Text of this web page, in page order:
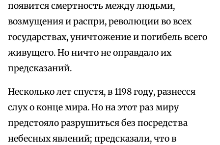
появится смертность между людьми,
возмущения и распри, революции во всех
государствах, уничтожение и погибель всего
живущего. Но ничто не оправдало их
предсказаний.
Несколько лет спустя, в 1198 году, разнесся
слух о конце мира. Но на этот раз миру
предстояло разрушиться без посредства
небесных явлений; предсказали, что в